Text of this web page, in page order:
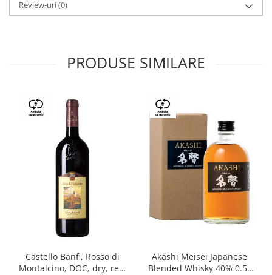
Review-uri(0)
PRODUSE SIMILARE
Castello Banfi, Rosso di
Montalcino, DOC, dry, red,
Akashi Meisei Japanese
Blended Whisky 40% 0.5L